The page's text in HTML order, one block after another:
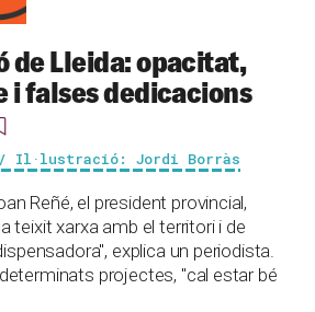
de Lleida: opacitat,
falses dedicacions
/ Il·lustració: Jordi Borràs
Reñé, el president provincial,
teixit xarxa amb el territori i de
explica un periodista.
projectes, "cal estar bé